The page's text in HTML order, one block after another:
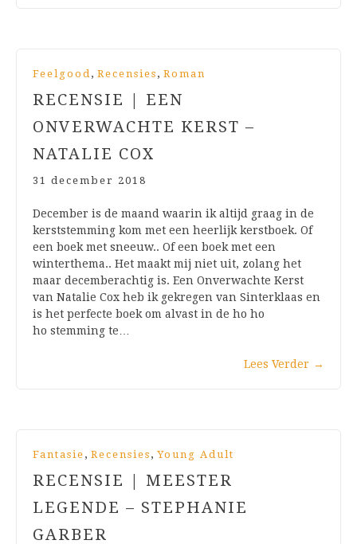
Feelgood, Recensies , Roman
RECENSIE | EEN
ONVERWACHTE KERST –
NATALIE COX
31 december 2018
December is de maand waarin ik altijd graag in de
kerststemming kom met een heerlijk kerstboek. Of
een boek met sneeuw.. Of een boek met een
winterthema.. Het maakt mij niet uit, zolang het
maar decemberachtig is. Een Onverwachte Kerst
van Natalie Cox heb ik gekregen van Sinterklaas en
is het perfecte boek om alvast in de ho ho
ho stemming te…
Lees Verder →
Fantasie , Recensies , Young Adult
RECENSIE | MEESTER
LEGENDE – STEPHANIE
GARBER